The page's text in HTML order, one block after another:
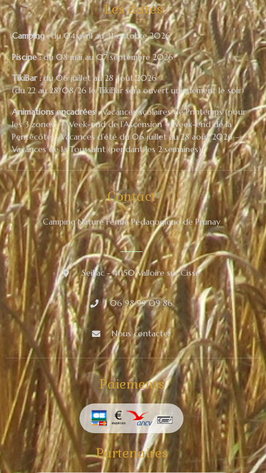
Les dates
Camping :du 04 avril au 31 octobre 2026
Piscine :du 08 mai au 07 septembre 2026
TikiBar :du 06 juillet au 28 août 2026
(du 22 au 28/08/26 le TikiBar sera ouvert uniquement le soir)
Animations encadrées :Vacances scolaires de Printemps (pour
les 3 zones) – Week-end de l’Ascension – Week-end de la
Pentecôte – Vacances d’été du 06 juillet au 28 août 2026 –
Vacances de la Toussaint (pendant les 2 semaines)
Contact
Camping Nature Ferme Pédagogique de Prunay
Seillac - 41150 Valloire sur Cisse
06 98 99 09 86
Nous contacter
Paiements
Partenaires